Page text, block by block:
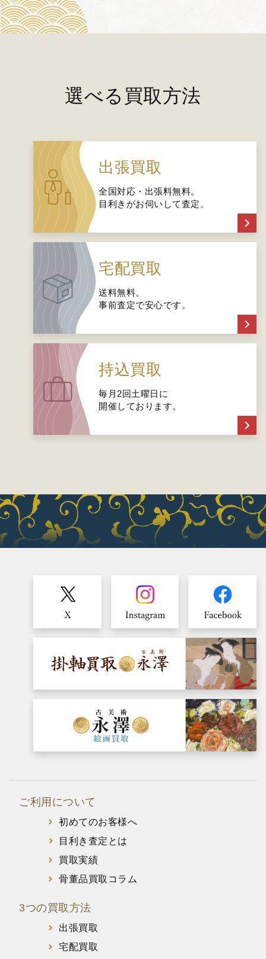
選べる買取方法
出張買取
全国対応・出張料無料。
目利きがお伺いして査定。
宅配買取
送料無料。
事前査定で安心です。
持込買取
毎月2回土曜日に
開催しております。
ご利用について
初めてのお客様へ
目利き査定とは
買取実績
骨董品買取コラム
3つの買取方法
出張買取
宅配買取